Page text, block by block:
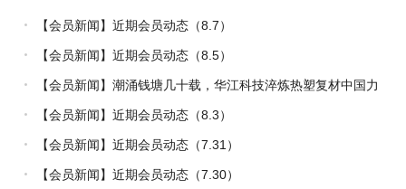
【会员新闻】近期会员动态（8.7）
【会员新闻】近期会员动态（8.5）
【会员新闻】潮涌钱塘几十载，华江科技淬炼热塑复材中国力
量
【会员新闻】近期会员动态（8.3）
【会员新闻】近期会员动态（7.31）
【会员新闻】近期会员动态（7.30）